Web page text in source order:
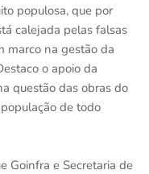
populosa, que por
calejada pelas falsas
marco na gestão da
o apoio da
questão das obras do
de todo
Goinfra e Secretaria de